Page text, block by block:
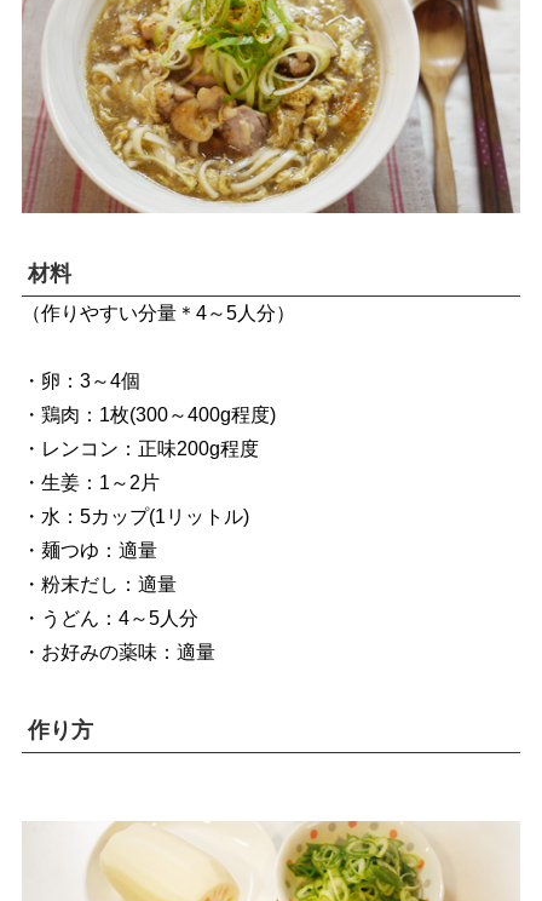
材料
（作りやすい分量＊4～5人分）
・卵：3～4個
・鶏肉：1枚(300～400g程度)
・レンコン：正味200g程度
・生姜：1～2片
・水：5カップ(1リットル)
・麺つゆ：適量
・粉末だし：適量
・うどん：4～5人分
・お好みの薬味：適量
作り方